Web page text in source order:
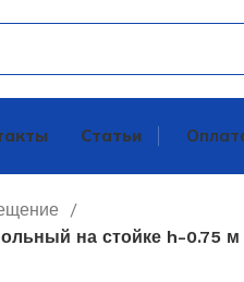
Статьи
на стойке h-0.75